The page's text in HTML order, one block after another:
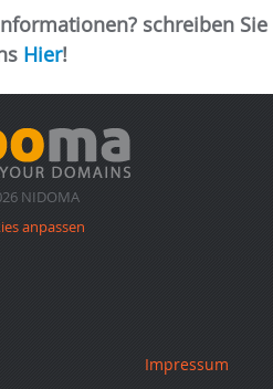
schreiben Sie
Hier!
NIDOMA
anpassen
Impressum